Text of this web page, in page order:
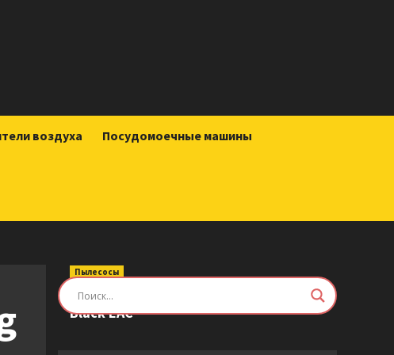
воздуха Посудомоечные машины
Пылесосы
Робот-пылесос Roborock Saros Z70
Black EAC